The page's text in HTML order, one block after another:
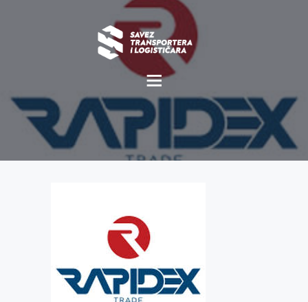
NOVOSTI
MISIJA I VIZIJA
POVOLJNOSTI
GALERIJA